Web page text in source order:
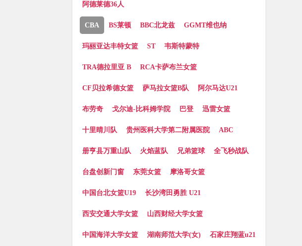
阿德莱德36人
CBA BS莱顿 BBC北龙兹 GGMT维也纳
玛丽亚达丰特女篮 ST 韦斯特蒙特
TRA德拉里亚 B RCA卡萨布兰女篮
CF贝拉希德女篮 萨马拉女篮B队 阿尔马达U21
布劳奇 戈尔迪-比科姆学院 巴登 迅雷女篮
十里晴川队 贵州医科大学第二附属医院 ABC
册亨县万重山队 火焰蓝队 兄弟篮球 全飞秒战队
台盘创新门窗 东莞女篮 摩洛哥女篮
中国台北女篮U19 长沙湾田勇胜 U21
西安交通大学女篮 山西财经大学女篮
中国海洋大学女篮 湖南师范大学(女) 石家庄翔蓝u21